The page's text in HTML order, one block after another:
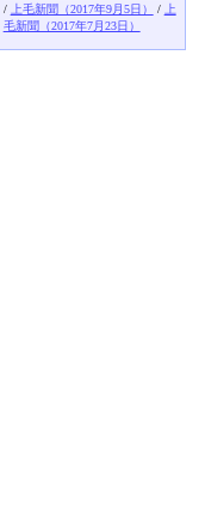
/
上毛新聞（2017年9月5日） /
上
毛新聞（2017年7月23日）